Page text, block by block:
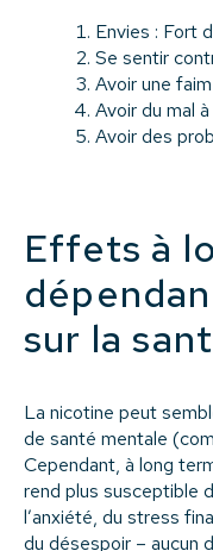
Envies : Fort
Se sentir
Avoir une
Avoir du mal
Avoir des
Effets à
sur la
La nicotine peut
de santé mentale
Cependant, à long
rend plus susceptible
l’anxiété, du stress
du désespoir – aucun